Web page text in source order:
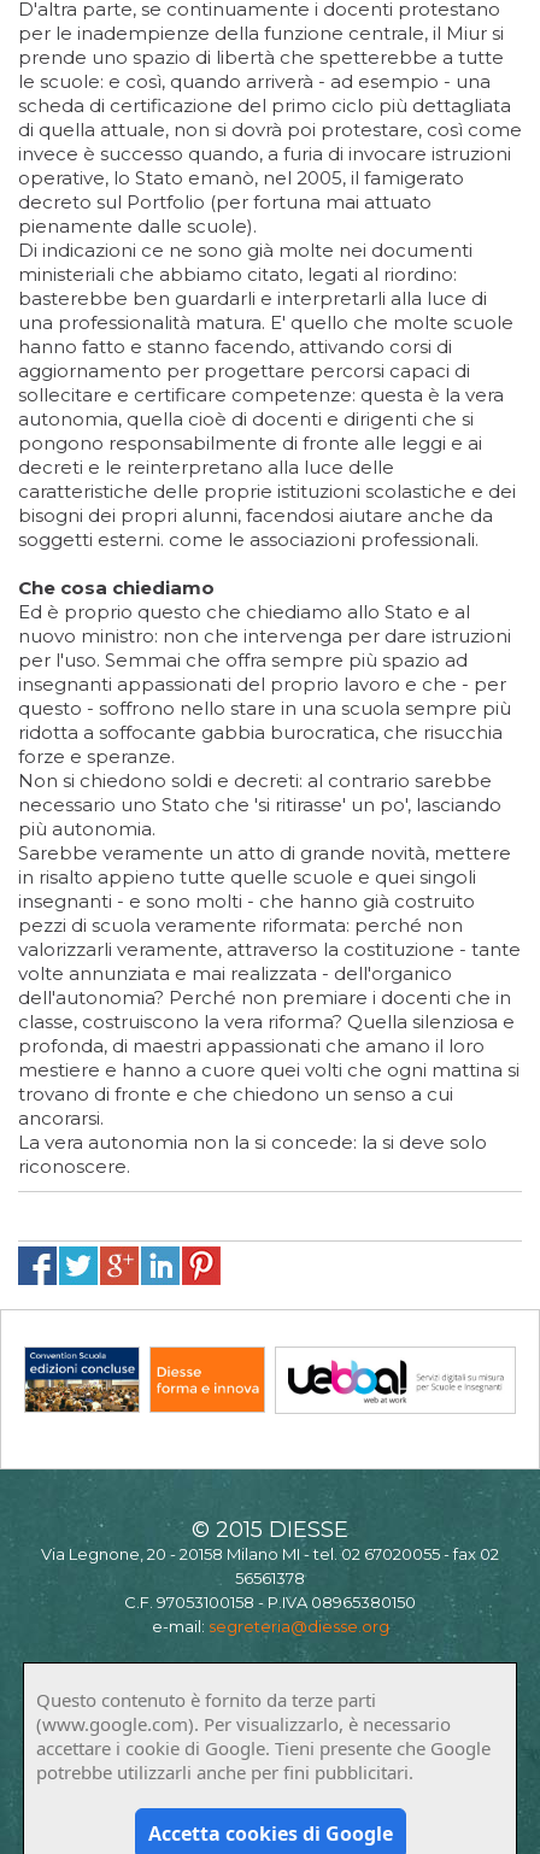
D'altra parte, se continuamente i docenti protestano
per le inadempienze della funzione centrale, il Miur si
prende uno spazio di libertà che spetterebbe a tutte
le scuole: e così, quando arriverà - ad esempio - una
scheda di certificazione del primo ciclo più dettagliata
di quella attuale, non si dovrà poi protestare, così come
invece è successo quando, a furia di invocare istruzioni
operative, lo Stato emanò, nel 2005, il famigerato
decreto sul Portfolio (per fortuna mai attuato
pienamente dalle scuole).
Di indicazioni ce ne sono già molte nei documenti
ministeriali che abbiamo citato, legati al riordino:
basterebbe ben guardarli e interpretarli alla luce di
una professionalità matura. E' quello che molte scuole
hanno fatto e stanno facendo, attivando corsi di
aggiornamento per progettare percorsi capaci di
sollecitare e certificare competenze: questa è la vera
autonomia, quella cioè di docenti e dirigenti che si
pongono responsabilmente di fronte alle leggi e ai
decreti e le reinterpretano alla luce delle
caratteristiche delle proprie istituzioni scolastiche e dei
bisogni dei propri alunni, facendosi aiutare anche da
soggetti esterni. come le associazioni professionali.
Che cosa chiediamo
Ed è proprio questo che chiediamo allo Stato e al
nuovo ministro: non che intervenga per dare istruzioni
per l'uso. Semmai che offra sempre più spazio ad
insegnanti appassionati del proprio lavoro e che - per
questo - soffrono nello stare in una scuola sempre più
ridotta a soffocante gabbia burocratica, che risucchia
forze e speranze.
Non si chiedono soldi e decreti: al contrario sarebbe
necessario uno Stato che 'si ritirasse' un po', lasciando
più autonomia.
Sarebbe veramente un atto di grande novità, mettere
in risalto appieno tutte quelle scuole e quei singoli
insegnanti - e sono molti - che hanno già costruito
pezzi di scuola veramente riformata: perché non
valorizzarli veramente, attraverso la costituzione - tante
volte annunziata e mai realizzata - dell'organico
dell'autonomia? Perché non premiare i docenti che in
classe, costruiscono la vera riforma? Quella silenziosa e
profonda, di maestri appassionati che amano il loro
mestiere e hanno a cuore quei volti che ogni mattina si
trovano di fronte e che chiedono un senso a cui
ancorarsi.
La vera autonomia non la si concede: la si deve solo
riconoscere.
© 2015 DIESSE
Via Legnone, 20 - 20158 Milano MI - tel. 02 67020055 - fax 02
56561378
C.F. 97053100158 - P.IVA 08965380150
e-mail: segreteria@diesse.org
Questo contenuto è fornito da terze parti
(www.google.com). Per visualizzarlo, è necessario
accettare i cookie di Google. Tieni presente che Google
potrebbe utilizzarli anche per fini pubblicitari.
Accetta cookies di Google